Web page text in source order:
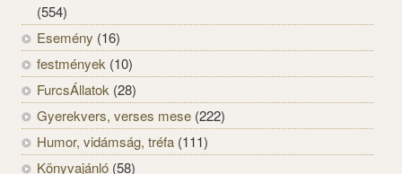
(554)
Esemény (16)
festmények (10)
FurcsÁllatok (28)
Gyerekvers, verses mese (222)
Humor, vidámság, tréfa (111)
Könyvajánló (58)